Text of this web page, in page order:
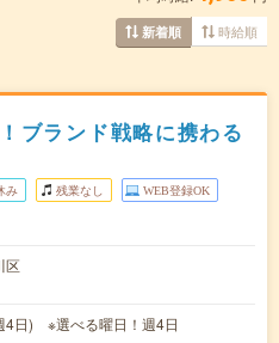
新着順 時給順
ブランド戦略に携わる
み 残業なし WEB登録OK
区
4日) ※選べる曜日！週4日